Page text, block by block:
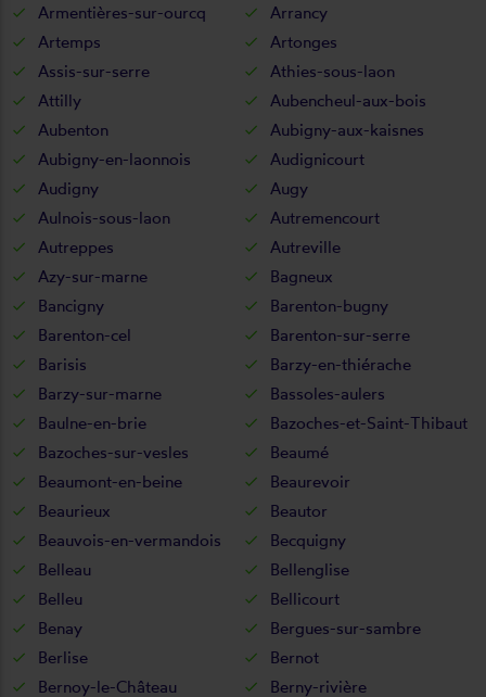
Armentières-sur-ourcq
Arrancy
Artemps
Artonges
Assis-sur-serre
Athies-sous-laon
Attilly
Aubencheul-aux-bois
Aubenton
Aubigny-aux-kaisnes
Aubigny-en-laonnois
Audignicourt
Audigny
Augy
Aulnois-sous-laon
Autremencourt
Autreppes
Autreville
Azy-sur-marne
Bagneux
Bancigny
Barenton-bugny
Barenton-cel
Barenton-sur-serre
Barisis
Barzy-en-thiérache
Barzy-sur-marne
Bassoles-aulers
Baulne-en-brie
Bazoches-et-Saint-Thibaut
Bazoches-sur-vesles
Beaumé
Beaumont-en-beine
Beaurevoir
Beaurieux
Beautor
Beauvois-en-vermandois
Becquigny
Belleau
Bellenglise
Belleu
Bellicourt
Benay
Bergues-sur-sambre
Berlise
Bernot
Bernoy-le-Château
Berny-rivière